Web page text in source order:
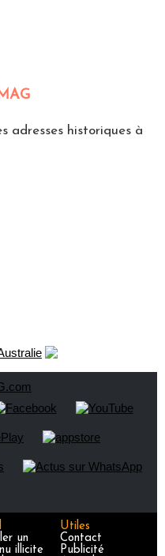
adresses historiques à
un
illicite
Utiles
Contact
Publicité